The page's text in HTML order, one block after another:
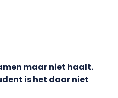
maar niet haalt.
is het daar niet